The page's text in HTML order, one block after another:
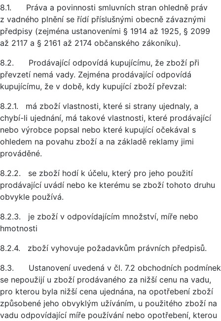
8.1. Práva a povinnosti smluvních stran ohledně práv
z vadného plnění se řídí příslušnými obecně závaznými
předpisy (zejména ustanoveními § 1914 až 1925, § 2099
až 2117 a § 2161 až 2174 občanského zákoníku).
8.2. Prodávající odpovídá kupujícímu, že zboží při
převzetí nemá vady. Zejména prodávající odpovídá
kupujícímu, že v době, kdy kupující zboží převzal:
8.2.1. má zboží vlastnosti, které si strany ujednaly, a
chybí-li ujednání, má takové vlastnosti, které prodávající
nebo výrobce popsal nebo které kupující očekával s
ohledem na povahu zboží a na základě reklamy jimi
prováděné.
8.2.2. se zboží hodí k účelu, který pro jeho použití
prodávající uvádí nebo ke kterému se zboží tohoto druhu
obvykle používá.
8.2.3. je zboží v odpovídajícím množství, míře nebo
hmotnosti
8.2.4. zboží vyhovuje požadavkům právních předpisů.
8.3. Ustanovení uvedená v čl. 7.2 obchodních podmínek
se nepoužijí u zboží prodávaného za nižší cenu na vadu,
pro kterou byla nižší cena ujednána, na opotřebení zboží
způsobené jeho obvyklým užíváním, u použitého zboží na
vadu odpovídající míře používání nebo opotřebení, kterou